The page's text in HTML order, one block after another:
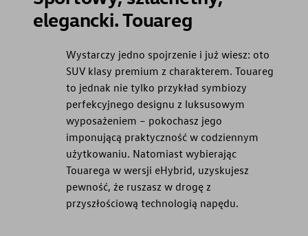
elegancki. Touareg
Wystarczy jedno spojrzenie i już wiesz: oto
SUV klasy premium z charakterem. Touareg
to jednak nie tylko przykład symbiozy
perfekcyjnego designu z luksusowym
wyposażeniem – pokochasz jego
imponującą praktyczność w codziennym
użytkowaniu. Natomiast wybierając
Touarega w wersji eHybrid, uzyskujesz
pewność, że ruszasz w drogę z
przyszłościową technologią napędu.